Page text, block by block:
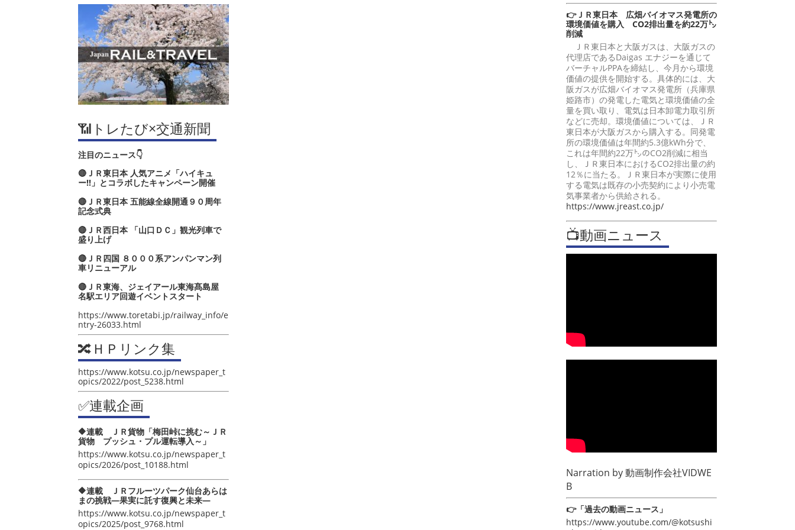
📶トレたび×交通新聞
注目のニュース👇
🔴ＪＲ東日本 人気アニメ「ハイキュ
ー‼」とコラボしたキャンペーン開催
🔴ＪＲ東日本 五能線全線開通９０周年
記念式典
🔴ＪＲ西日本 「山口ＤＣ」観光列車で
盛り上げ
🔴ＪＲ四国 ８０００系アンパンマン列
車リニューアル
🔴ＪＲ東海、ジェイアール東海髙島屋
名駅エリア回遊イベントスタート
https://www.toretabi.jp/railway_info/e
ntry-26033.html
🔀ＨＰリンク集
https://www.kotsu.co.jp/newspaper_t
opics/2022/post_5238.html
✅連載企画
🔶連載 ＪＲ貨物「梅田峠に挑む～ＪＲ
貨物 プッシュ・プル運転導入～」
https://www.kotsu.co.jp/newspaper_t
opics/2026/post_10188.html
🔶連載 ＪＲフルーツパーク仙台あらは
まの挑戦―果実に託す復興と未来―
https://www.kotsu.co.jp/newspaper_t
opics/2025/post_9768.html
👉ＪＲ東日本 広畑バイオマス発電所の
環境価値を購入 CO2排出量を約22万㌧
削減
ＪＲ東日本と大阪ガスは、大阪ガスの
代理店であるDaigas エナジーを通じて
バーチャルPPAを締結し、今月から環境
価値の提供を開始する。具体的には、大
阪ガスが広畑バイオマス発電所（兵庫県
姫路市）の発電した電気と環境価値の全
量を買い取り、電気は日本卸電力取引所
などに売却。環境価値については、ＪＲ
東日本が大阪ガスから購入する。同発電
所の環境価値は年間約5.3億kWh分で、
これは年間約22万㌧のCO2削減に相当
し、ＪＲ東日本におけるCO2排出量の約
12％に当たる。ＪＲ東日本が実際に使用
する電気は既存の小売契約により小売電
気事業者から供給される。
https://www.jreast.co.jp/
📺動画ニュース
Narration by動画制作会社VIDWE
B
👉「過去の動画ニュース」
https://www.youtube.com/@kotsushi